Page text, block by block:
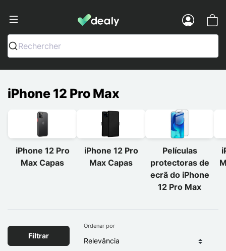
Dealy - Capas e acessórios para
Rechercher
iPhone 12 Pro Max
iPhone 12 Pro
Max Capas
iPhone 12 Pro
Max Capas
Películas
protectoras de
ecrã do iPhone
12 Pro Max
Filtrar
Ordenar por